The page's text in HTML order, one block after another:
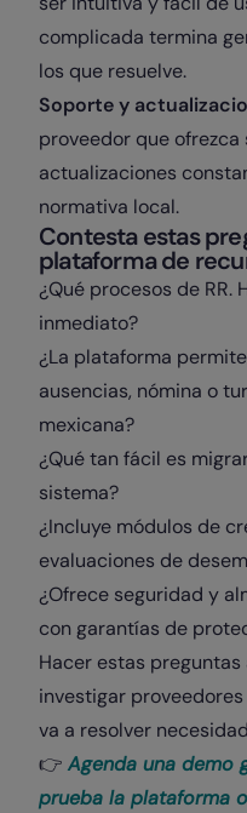
complicada termina
los que resuelve.
Soporte y
proveedor que
actualizaciones
normativa local.
Contesta estas
plataforma de
¿Qué procesos de RR.
inmediato?
¿La plataforma
ausencias, nómina o
mexicana?
¿Qué tan fácil es
sistema?
¿Incluye módulos de
evaluaciones de
¿Ofrece seguridad y
con garantías de
Hacer estas
investigar
va a resolver
👉 Agenda una demo
prueba la plataforma